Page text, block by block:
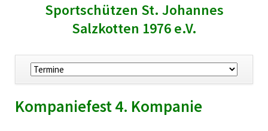
Sportschützen St. Johannes
Salzkotten 1976 e.V.
Navigation
überspringen
Kompaniefest 4. Kompanie